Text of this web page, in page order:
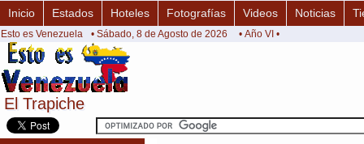
El Trapiche
El Trapiche
Inicio Estados Hoteles Fotografías Videos Noticias
Esto es Venezuela • Sábado, 8 de Agosto de 2026 • Año VI •